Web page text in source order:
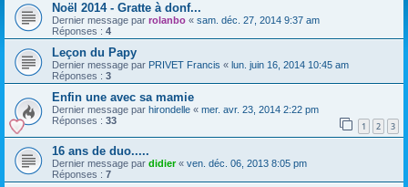
Noël 2014 - Gratte à donf...
Dernier message par rolanbo « sam. déc. 27, 2014 9:37 am
Réponses : 4
Leçon du Papy
Dernier message par PRIVET Francis « lun. juin 16, 2014 10:45 am
Réponses : 3
Enfin une avec sa mamie
Dernier message par hirondelle « mer. avr. 23, 2014 2:22 pm
Réponses : 33 1 2 3
16 ans de duo.....
Dernier message par didier« ven. déc. 06, 2013 8:05 pm
Réponses : 7